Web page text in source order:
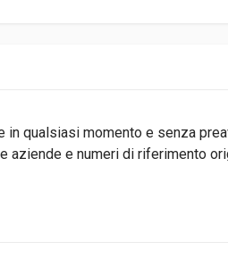
qualsiasi momento e senza
aziende e numeri di riferimento